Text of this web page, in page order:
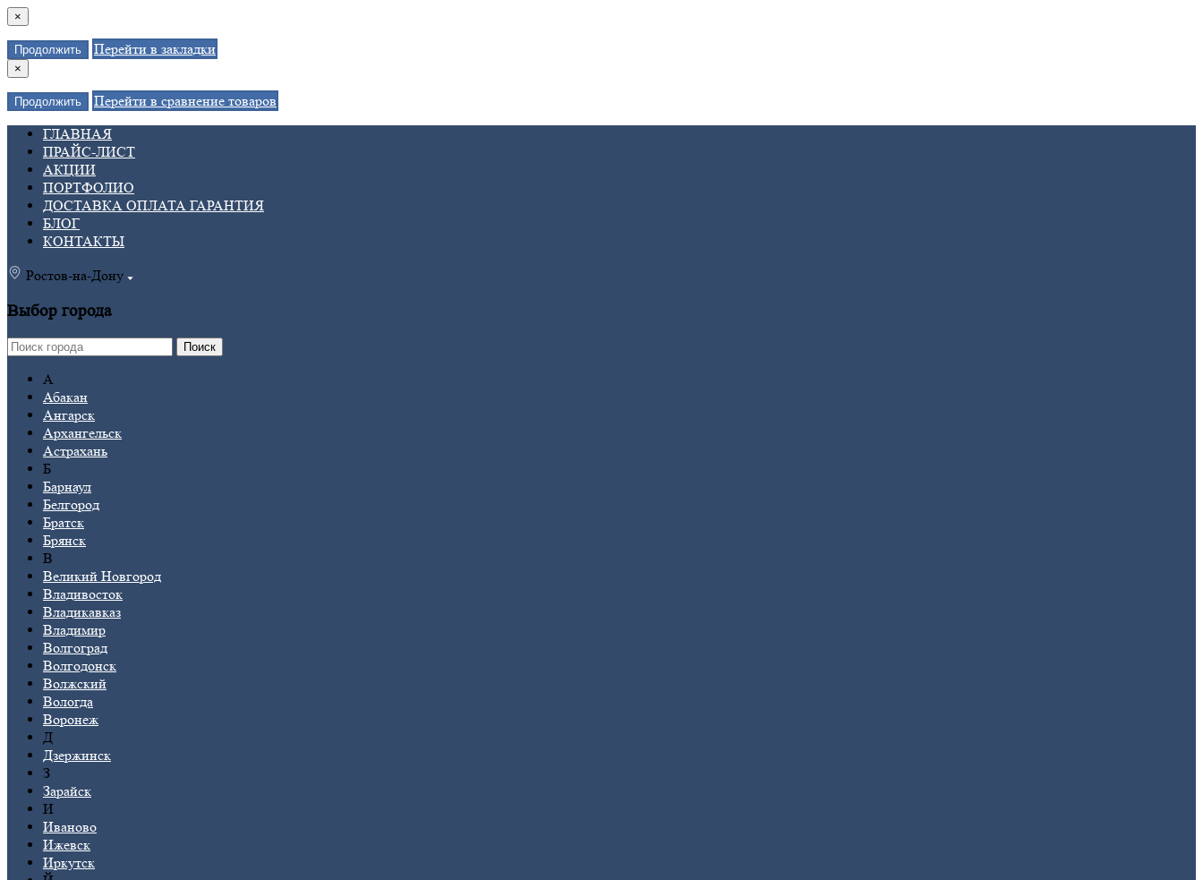
×
Продолжить Перейти в закладки
×
Продолжить
Перейти в сравнение товаров
ГЛАВНАЯ
ПРАЙС-ЛИСТ
АКЦИИ
ПОРТФОЛИО
ДОСТАВКА ОПЛАТА ГАРАНТИЯ
БЛОГ
КОНТАКТЫ
Ростов-на-Дону
Выбор города
Поиск
А
Абакан
Ангарск
Архангельск
Астрахань
Б
Барнаул
Белгород
Братск
Брянск
В
Великий Новгород
Владивосток
Владикавказ
Владимир
Волгоград
Волгодонск
Волжский
Вологда
Воронеж
Д
Дзержинск
З
Зарайск
И
Иваново
Ижевск
Иркутск